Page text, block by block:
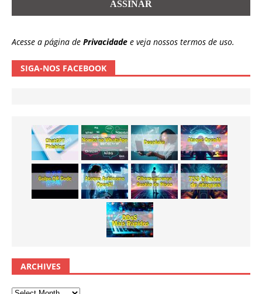
Acesse a página de Privacidade e veja nossos termos de uso.
SIGA-NOS FACEBOOK
ARCHIVES